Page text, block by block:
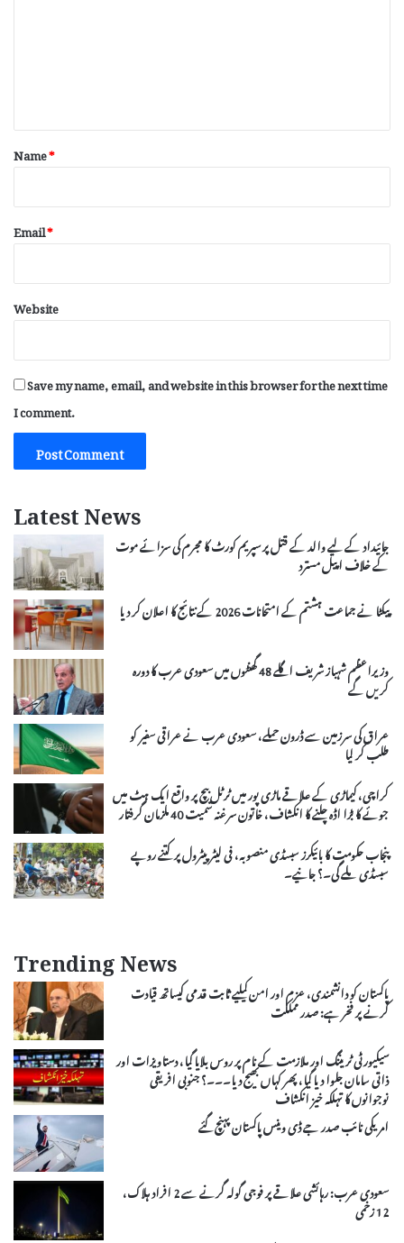
*
Name*
Email*
Website
Save my name, email, and website in this browser for the next time
I comment.
Latest News
جائیداد کے لیے والد کے قتل پر سپریم کورٹ کا مجرم کی سزائے موت
کے خلاف اپیل مسترد
پیکٹا نے جماعت ہشتم کے امتحانات 2026 کے نتائج کا اعلان کر دیا
وزیراعظم شہباز شریف اگلے 48 گھنٹوں میں سعودی عرب کا دورہ
کریں گے
عراق کی سرزمین سے ڈرون حملے، سعودی عرب نے عراقی سفیر کو
طلب کر لیا
کراچی، کیماڑی کے علاقے ماڑی پور میں ٹرٹل بیچ پر واقع ایک ہٹ میں
جوئے کا بڑا اڈہ چلنے کا انکشاف، خاتون سرغنہ سمیت 40 ملزمان گرفتار
پنجاب حکومت کا بائیکرز سبسڈی منصوبہ، فی لیٹر پیٹرول پر کتنے روپے
سبسڈی ملے گی۔؟ جانیے۔
Trending News
پاکستان کو دانشمندی، عزم اور امن کیلیے ثابت قدمی کیساتھ قیادت
کرنے پر فخر ہے: صدر مملکت
سیکیورٹی ٹریننگ اور ملازمت کے نام پر روس بلایا گیا، دستاویزات اور
ذاتی سامان جلوا دیا گیا، پھر کہاں بھیج دیا۔۔۔؟ جنوبی افریقی
نوجوانوں کا تہلکہ خیز انکشاف
امریکی نائب صدر جے ڈی وینس پاکستان پہنچ گئے
سعودی عرب: رہائشی علاقے پر فوجی گولہ گرنے سے 2 افراد ہلاک،
12 زخمی